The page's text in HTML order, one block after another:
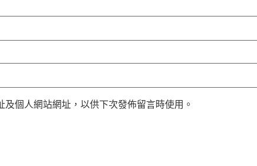
個人網站網址，以供下次發佈留言時使用。